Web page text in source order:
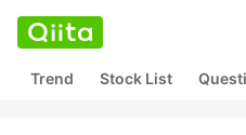
Trend Stock List